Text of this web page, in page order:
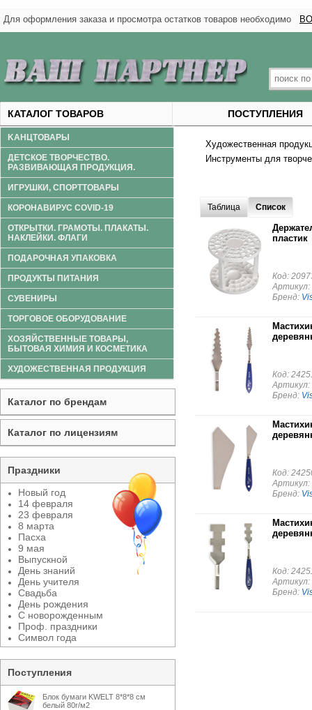
Для оформления заказа и просмотра остатков товаров необходимо
КАТАЛОГ ТОВАРОВ ПОСТУПЛЕНИЯ
Художественная
Инструменты для
Таблица Список
пластик
Код:
Артикул:
Бренд:
Код:
Артикул:
Бренд:
Код:
Артикул:
Бренд:
Код:
Артикул:
Бренд:
KАНЦТОВАРЫ
ДЕТСКОЕ ТВОРЧЕСТВО.
РАЗВИВАЮЩАЯ ПРОДУКЦИЯ.
ИГРУШКИ, СПОРТТОВАРЫ
КОРОНАВИРУС COVID-19
ОТКРЫТКИ. ГРАМОТЫ. ПЛАКАТЫ.
НАКЛЕЙКИ. ФЛАГИ
ПОДАРОЧНАЯ УПАКОВКА
ПРОДУКТЫ ПИТАНИЯ
СУВЕНИРЫ
ТОРГОВОЕ ОБОРУДОВАНИЕ
ХОЗЯЙСТВЕННЫЕ ТОВАРЫ,
БЫТОВАЯ ХИМИЯ И КОСМЕТИКА
ХУДОЖЕСТВЕННАЯ ПРОДУКЦИЯ
Каталог по брендам
Каталог по лицензиям
Праздники
Новый год
14 февраля
23 февраля
8 марта
Пасха
9 мая
Выпускной
День знаний
День учителя
Свадьба
День рождения
С новорожденным
Проф. праздники
Символ года
Поступления
Блок бумаги KWELT 8*8*8 см
белый 80г/м2